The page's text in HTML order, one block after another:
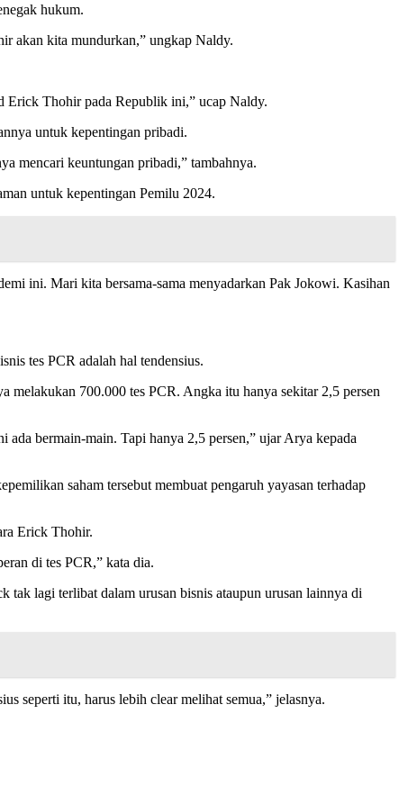
hukum.
akan kita mundurkan,” ungkap Naldy.
Erick Thohir pada Republik ini,” ucap Naldy.
untuk kepentingan pribadi.
mencari keuntungan pribadi,” tambahnya.
untuk kepentingan Pemilu 2024.
ini. Mari kita bersama-sama menyadarkan Pak Jokowi. Kasihan
tes PCR adalah hal tendensius.
melakukan 700.000 tes PCR. Angka itu hanya sekitar 2,5 persen
bermain-main. Tapi hanya 2,5 persen,” ujar Arya kepada
saham tersebut membuat pengaruh yayasan terhadap
Erick Thohir.
di tes PCR,” kata dia.
lagi terlibat dalam urusan bisnis ataupun urusan lainnya di
seperti itu, harus lebih clear melihat semua,” jelasnya.